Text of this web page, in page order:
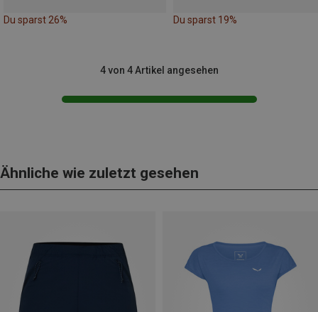
Du sparst 26% Du sparst 19%
4 von 4 Artikel angesehen
Ähnliche wie zuletzt gesehen